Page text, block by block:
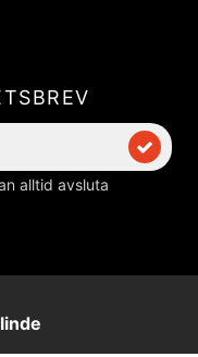
alltid avsluta